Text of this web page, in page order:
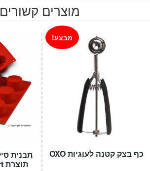
מוצרים קשורים
תוצרת Silikomart איטליה
כף בצק קטנה לעוגיות OXO
מבצע!